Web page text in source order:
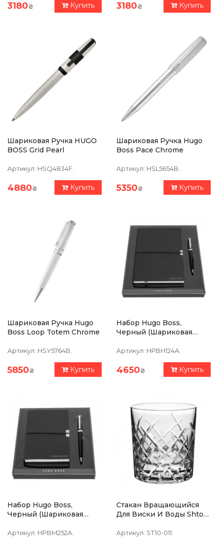
3180₴ Купить 3180₴ Купить
Шариковая Ручка HUGO
BOSS Grid Pearl
Артикул: HSQ4834F.
4880₴ Купить
Шариковая Ручка Hugo
Boss Pace Chrome
Артикул: HSL5654B.
5350₴ Купить
Шариковая Ручка Hugo
Boss Loop Totem Chrome
Артикул: HSY5764B.
5850₴ Купить
Набор Hugo Boss,
Черный (шариковая
Блокнот А5 HNH124AL)
Артикул: HPBH124A.
4650₴ Купить
Набор Hugo Boss,
Черный (шариковая
Блокнот А6 HNM124AA)
Артикул: HPBM252A.
Стакан Вращающийся
Для Виски И Воды Shtox
Артикул: ST10-011.